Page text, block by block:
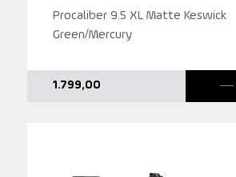
Procaliber 9.5 XL Matte Keswick
Green/Mercury
1.799,00